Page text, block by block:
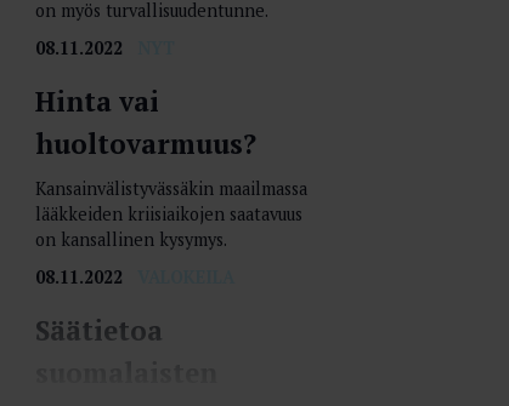
on myös turvallisuudentunne.
08.11.2022
Hinta vai
huoltovarmuus?
Kansainvälistyvässäkin maailmassa
lääkkeiden kriisiaikojen saatavuus
on kansallinen kysymys.
08.11.2022
Säätietoa